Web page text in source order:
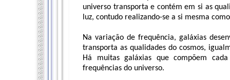
universo transporta e contém em si as
luz, contudo realizando-se a si mesma
Na variação de frequência, galáxias
transporta as qualidades do cosmos,
Há muitas galáxias que compõem
frequências do universo.